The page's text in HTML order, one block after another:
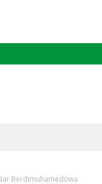
Berdimuhamedowa